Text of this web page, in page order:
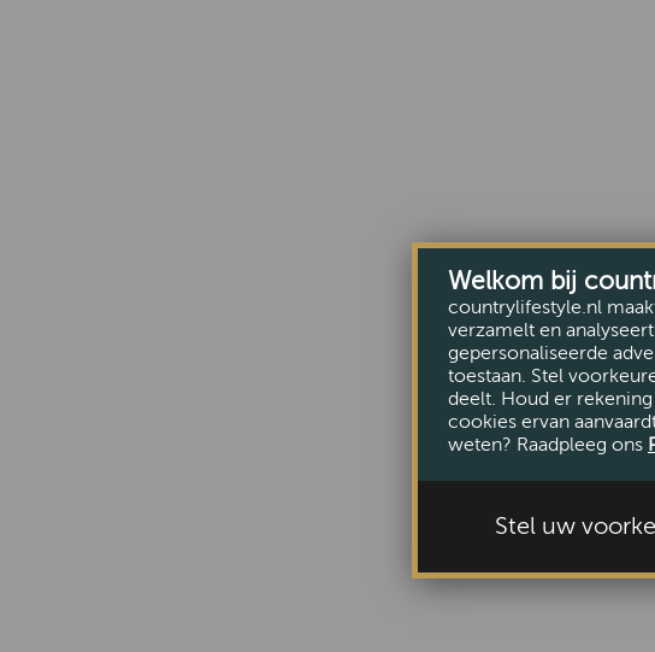
Welkom bij
countrylifestyle.nl
verzamelt en
gepersonaliseerde
toestaan. Stel
deelt. Houd er
cookies ervan
weten? Raadpleeg ons
Stel uw